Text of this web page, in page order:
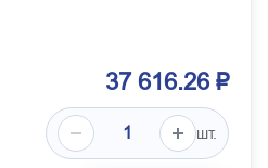
37 616.26 ₽
шт.